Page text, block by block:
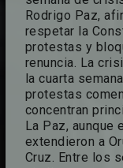
Rodrigo Paz,
respetar la
protestas y
renuncia. La
la cuarta
protestas
concentran
La Paz, aunque
extendieron a
Cruz. Entre los